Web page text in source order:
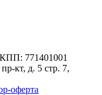
771401001
кт, д. 5 стр. 7,
оферта